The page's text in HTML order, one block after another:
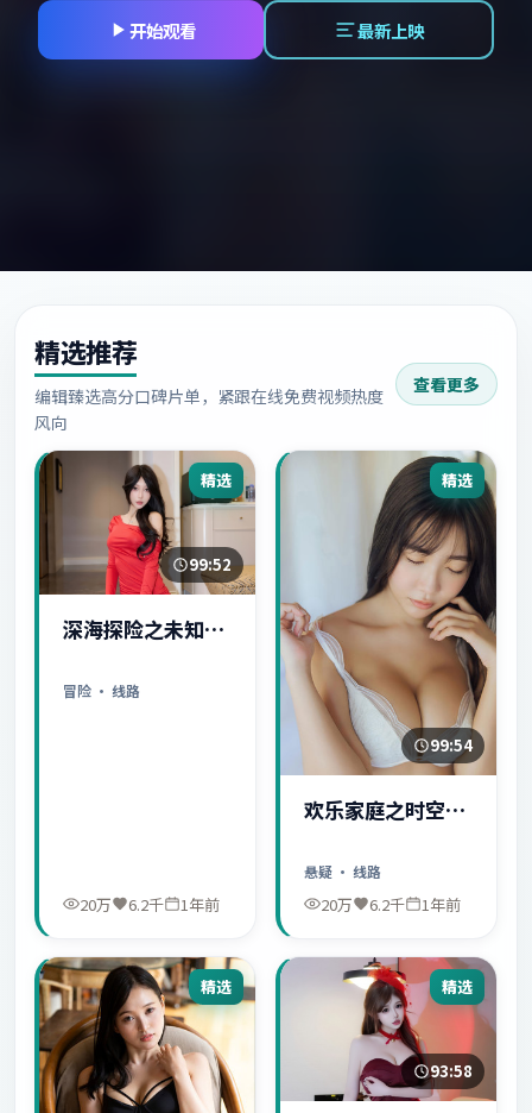
开始观看 最新上映
精选推荐
编辑臻选高分口碑片单，紧跟在线免费视频热度
风向
查看更多
精选
99:52
深海探险之未知世
冒险 · 线路
20万 6.2千 1年前
精选
99:54
欢乐家庭之时空守
悬疑 · 线路
20万 6.2千 1年前
精选 精选
93:58